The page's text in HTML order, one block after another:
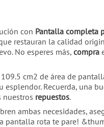
con Pantalla completa
restauran la calidad
No esperes más, compra
cm2 de área de
esplendor. Recuerda, una
nuestros repuestos.
ambas necesidades,
pantalla rota te pare!